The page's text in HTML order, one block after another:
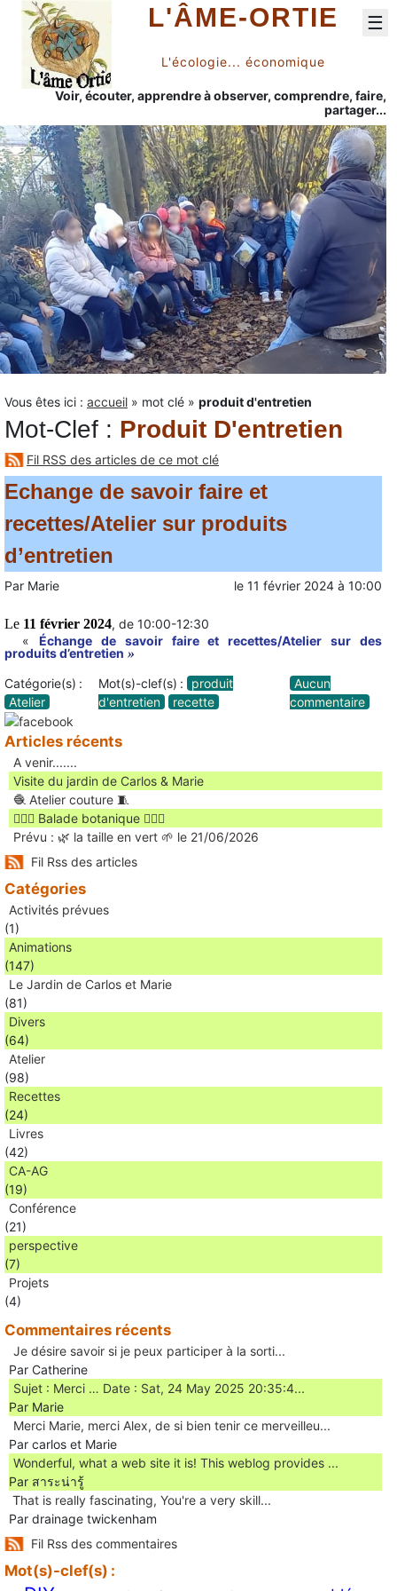
L'ÂME-ORTIE
L'écologie... économique
Voir, écouter, apprendre à observer, comprendre, faire,
partager...
☰
Vous êtes ici : accueil » mot clé » produit d'entretien
Mot-Clef : Produit D'entretien
Fil RSS des articles de ce mot clé
Echange de savoir faire et
recettes/Atelier sur produits
d’entretien
Par Marie le 11 février 2024 à 10:00
Le 11 février 2024, de 10:00-12:30
« Échange de savoir faire et recettes/Ateliersur des
produitsd’entretien »
Catégorie(s) :
Atelier
Mot(s)-clef(s) :
produit
d'entretien
recette
Aucun
commentaire
Articles récents
A venir.......
Visite du jardin de Carlos & Marie
🧶 Atelier couture 🧵
🚶🏻‍♀️ Balade botanique 🚶🏻‍♂️
Prévu : 🌿 la taille en vert 🌱 le 21/06/2026
Fil Rss des articles
Catégories
Activités prévues
(1)
Animations
(147)
Le Jardin de Carlos et Marie
(81)
Divers
(64)
Atelier
(98)
Recettes
(24)
Livres
(42)
CA-AG
(19)
Conférence
(21)
perspective
(7)
Projets
(4)
Commentaires récents
Je désire savoir si je peux participer à la sorti...
Par Catherine
Sujet : Merci … Date : Sat, 24 May 2025 20:35:4...
Par Marie
Merci Marie, merci Alex, de si bien tenir ce merveilleu...
Par carlos et Marie
Wonderful, what a web site it is! This weblog provides ...
Par สาระน่ารู้
Ꭲhat is really fascinating, You'rе a very skill...
Par drainage twickenham
Fil Rss des commentaires
Mot(s)-clef(s) :